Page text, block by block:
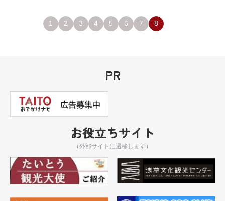
1 2 3 4 5 6 7 8
PR
お役立ちサイト
（外部サイトに遷移します）